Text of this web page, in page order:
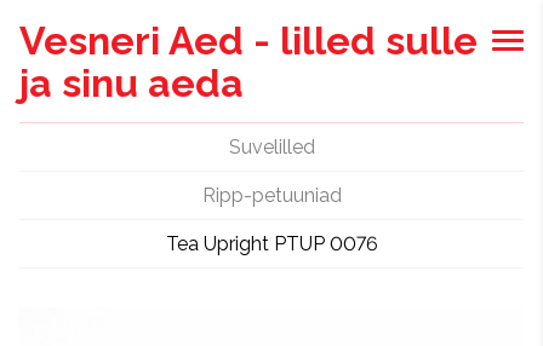
Vesneri Aed - lilled sulle
ja sinu aeda
Suvelilled
Ripp-petuuniad
Tea Upright PTUP 0076